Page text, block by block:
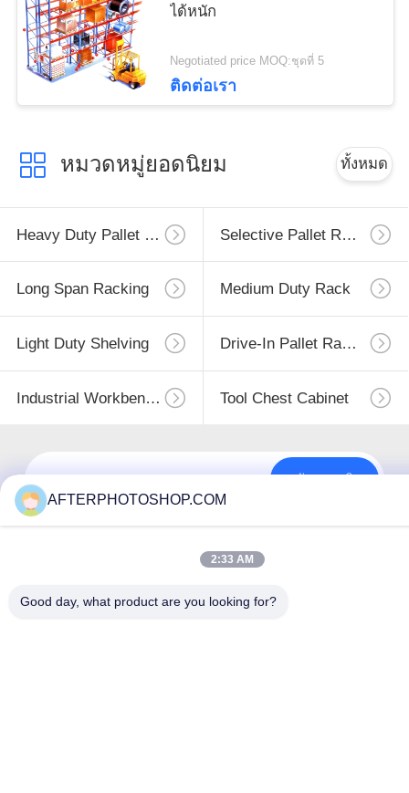
ได้หนัก
Negotiated price MOQ:ชุดที่ 5
ติดต่อเรา
หมวดหมู่ยอดนิยม ทั้งหมด
Heavy Duty Pallet Racking Selective Pallet Racking
Long Span Racking Medium Duty Rack
Light Duty Shelving Drive-In Pallet Racking
Industrial Workbenches Tool Chest Cabinet
สมัครสมาชิก
AFTERPHOTOSHOP.COM
2:33 AM
Good day, what product are you looking for?